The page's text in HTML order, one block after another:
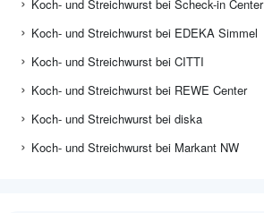
Koch- und Streichwurst bei Scheck-in Center
Koch- und Streichwurst bei EDEKA Simmel
Koch- und Streichwurst bei CITTI
Koch- und Streichwurst bei REWE Center
Koch- und Streichwurst bei diska
Koch- und Streichwurst bei Markant NW